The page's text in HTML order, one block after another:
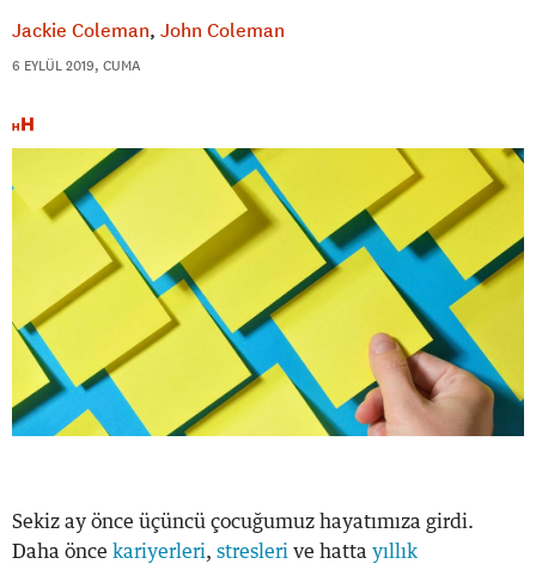
Jackie Coleman John Coleman
6 EYLÜL 2019, CUMA
Sekiz ay önce üçüncü çocuğumuz hayatımıza girdi.
Daha önce kariyerleri, stresleri ve hatta yıllık